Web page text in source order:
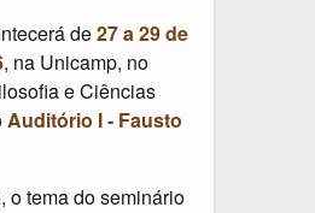
de27 a 29 de
, na Unicamp, no
e Ciências
Auditório I - Fausto
o tema do seminário